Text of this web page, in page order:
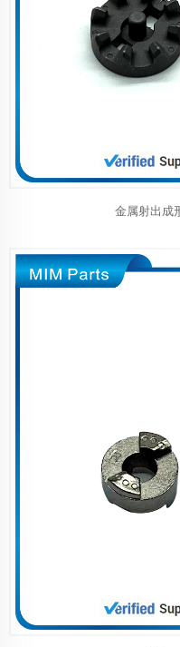
金属射出成